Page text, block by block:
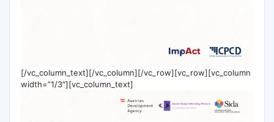
[/vc_column_text][/vc_column][/vc_row][vc_row][vc_column
width=”1/3″][vc_column_text]